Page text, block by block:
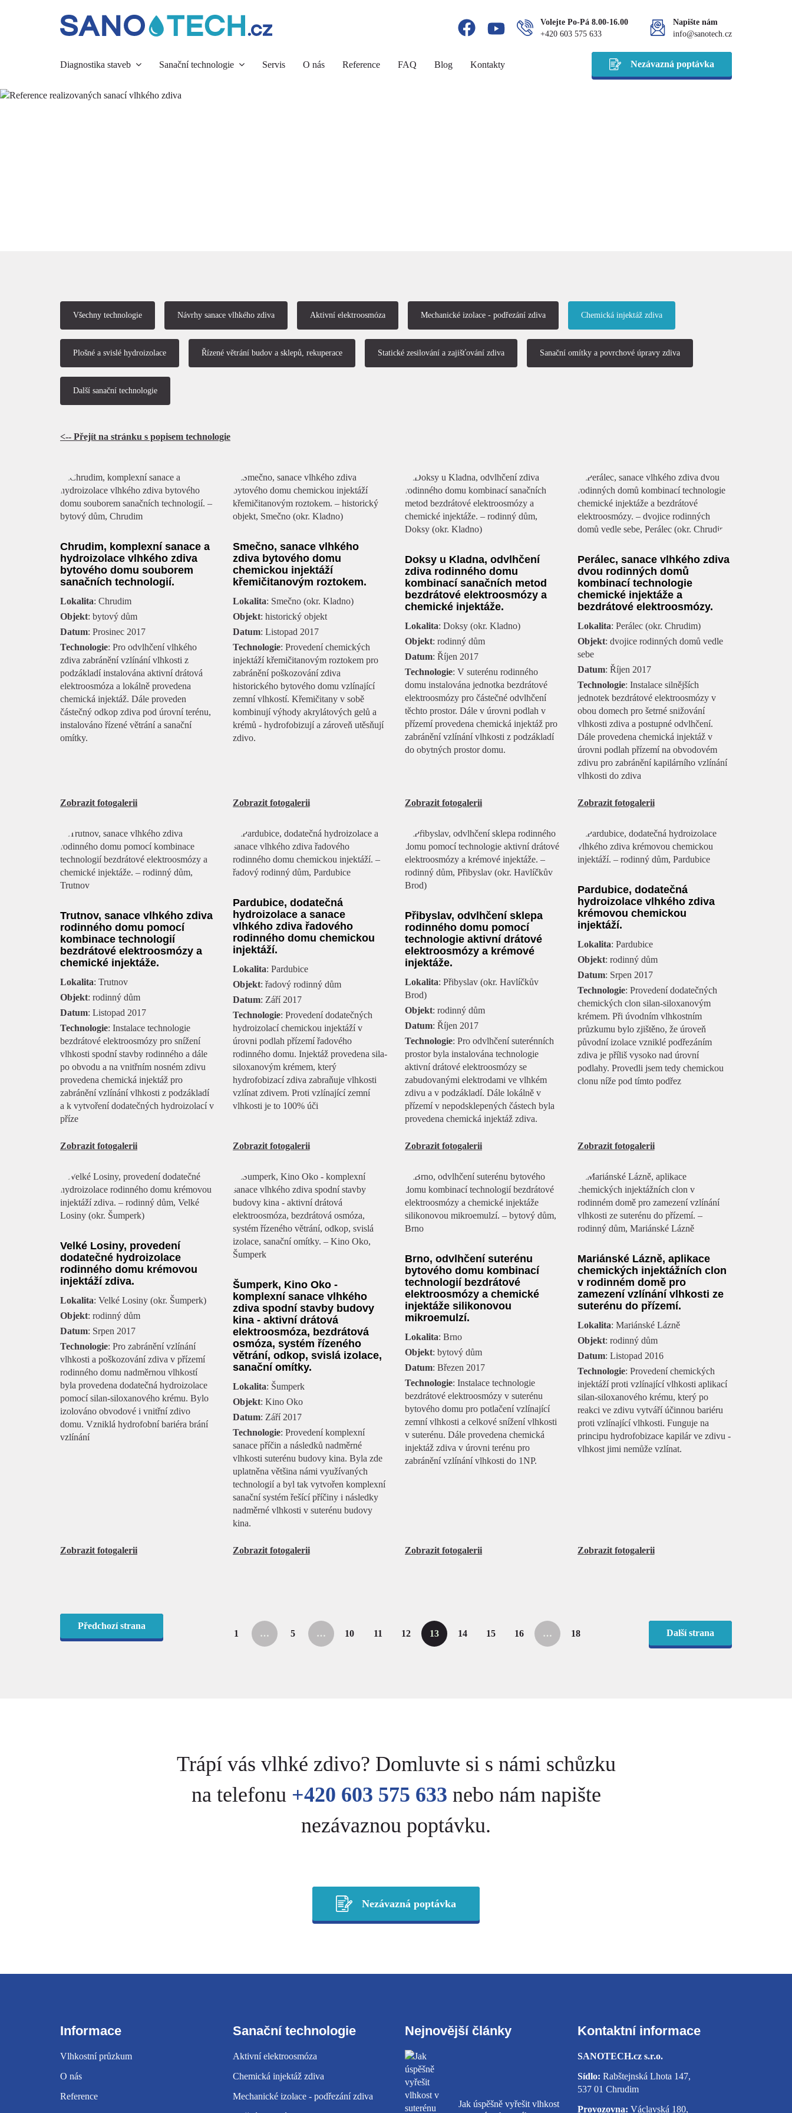
Volejte Po-Pá 8.00-16.00
+420 603 575 633
Napište nám
info@sanotech.cz
Diagnostika staveb Sanační technologie Servis O nás Reference FAQ Blog Kontakty Nezávazná poptávka
Všechny technologie Návrhy sanace vlhkého zdiva Aktivní elektroosmóza Mechanické izolace - podřezání zdiva Chemická injektáž zdiva
Plošné a svislé hydroizolace Řízené větrání budov a sklepů, rekuperace Statické zesilování a zajišťování zdiva Sanační omítky a povrchové úpravy zdiva
Další sanační technologie
<-- Přejít na stránku s popisem technologie
Chrudim, komplexní sanace a
hydroizolace vlhkého zdiva
bytového domu souborem
sanačních technologií.
Lokalita: Chrudim
Objekt: bytový dům
Datum: Prosinec 2017
Technologie: Pro odvlhčení vlhkého
zdiva zabránění vzlínání vlhkosti z
podzákladí instalována aktivní drátová
elektroosmóza a lokálně provedena
chemická injektáž. Dále proveden
částečný odkop zdiva pod úrovní terénu,
instalováno řízené větrání a sanační
omítky.
Zobrazit fotogalerii
Smečno, sanace vlhkého
zdiva bytového domu
chemickou injektáží
křemičitanovým roztokem.
Lokalita: Smečno (okr. Kladno)
Objekt: historický objekt
Datum: Listopad 2017
Technologie: Provedení chemických
injektáží křemičitanovým roztokem pro
zabránění poškozování zdiva
historického bytového domu vzlínající
zemní vlhkostí. Křemičitany v sobě
kombinují výhody akrylátových gelů a
krémů - hydrofobizují a zároveň utěsňují
zdivo.
Zobrazit fotogalerii
Doksy u Kladna, odvlhčení
zdiva rodinného domu
kombinací sanačních metod
bezdrátové elektroosmózy a
chemické injektáže.
Lokalita: Doksy (okr. Kladno)
Objekt: rodinný dům
Datum: Říjen 2017
Technologie: V suterénu rodinného
domu instalována jednotka bezdrátové
elektroosmózy pro částečné odvlhčení
těchto prostor. Dále v úrovni podlah v
přízemí provedena chemická injektáž pro
zabránění vzlínání vlhkosti z podzákladí
do obytných prostor domu.
Zobrazit fotogalerii
Perálec, sanace vlhkého zdiva
dvou rodinných domů
kombinací technologie
chemické injektáže a
bezdrátové elektroosmózy.
Lokalita: Perálec (okr. Chrudim)
Objekt: dvojice rodinných domů vedle
sebe
Datum: Říjen 2017
Technologie: Instalace silnějších
jednotek bezdrátové elektroosmózy v
obou domech pro šetrné snižování
vlhkosti zdiva a postupné odvlhčení.
Dále provedena chemická injektáž v
úrovni podlah přízemí na obvodovém
zdivu pro zabránění kapilárního vzlínání
vlhkosti do zdiva
Zobrazit fotogalerii
Trutnov, sanace vlhkého zdiva
rodinného domu pomocí
kombinace technologií
bezdrátové elektroosmózy a
chemické injektáže.
Lokalita: Trutnov
Objekt: rodinný dům
Datum: Listopad 2017
Technologie: Instalace technologie
bezdrátové elektroosmózy pro snížení
vlhkosti spodní stavby rodinného a dále
po obvodu a na vnitřním nosném zdivu
provedena chemická injektáž pro
zabránění vzlínání vlhkosti z podzákladí
a k vytvoření dodatečných hydroizolací v
příze
Zobrazit fotogalerii
Pardubice, dodatečná
hydroizolace a sanace
vlhkého zdiva řadového
rodinného domu chemickou
injektáží.
Lokalita: Pardubice
Objekt: řadový rodinný dům
Datum: Září 2017
Technologie: Provedení dodatečných
hydroizolací chemickou injektáží v
úrovni podlah přízemí řadového
rodinného domu. Injektáž provedena sila-
siloxanovým krémem, který
hydrofobizací zdiva zabraňuje vlhkosti
vzlínat zdivem. Proti vzlínající zemní
vlhkosti je to 100% úči
Zobrazit fotogalerii
Přibyslav, odvlhčení sklepa
rodinného domu pomocí
technologie aktivní drátové
elektroosmózy a krémové
injektáže.
Lokalita: Přibyslav (okr. Havlíčkův
Brod)
Objekt: rodinný dům
Datum: Říjen 2017
Technologie: Pro odvlhčení suterénních
prostor byla instalována technologie
aktivní drátové elektroosmózy se
zabudovanými elektrodami ve vlhkém
zdivu a v podzákladí. Dále lokálně v
přízemí v nepodsklepených částech byla
provedena chemická injektáž zdiva.
Zobrazit fotogalerii
Pardubice, dodatečná
hydroizolace vlhkého zdiva
krémovou chemickou
injektáží.
Lokalita: Pardubice
Objekt: rodinný dům
Datum: Srpen 2017
Technologie: Provedení dodatečných
chemických clon silan-siloxanovým
krémem. Při úvodním vlhkostním
průzkumu bylo zjištěno, že úroveň
původní izolace vzniklé podřezáním
zdiva je příliš vysoko nad úrovní
podlahy. Provedli jsem tedy chemickou
clonu níže pod tímto podřez
Zobrazit fotogalerii
Velké Losiny, provedení
dodatečné hydroizolace
rodinného domu krémovou
injektáží zdiva.
Lokalita: Velké Losiny (okr. Šumperk)
Objekt: rodinný dům
Datum: Srpen 2017
Technologie: Pro zabránění vzlínání
vlhkosti a poškozování zdiva v přízemí
rodinného domu nadměrnou vlhkostí
byla provedena dodatečná hydroizolace
pomocí silan-siloxanového krému. Bylo
izolováno obvodové i vnitřní zdivo
domu. Vzniklá hydrofobní bariéra brání
vzlínání
Zobrazit fotogalerii
Šumperk, Kino Oko -
komplexní sanace vlhkého
zdiva spodní stavby budovy
kina - aktivní drátová
elektroosmóza, bezdrátová
osmóza, systém řízeného
větrání, odkop, svislá izolace,
sanační omítky.
Lokalita: Šumperk
Objekt: Kino Oko
Datum: Září 2017
Technologie: Provedení komplexní
sanace příčin a následků nadměrné
vlhkosti suterénu budovy kina. Byla zde
uplatněna většina námi využívaných
technologií a byl tak vytvořen komplexní
sanační systém řešící příčiny i následky
nadměrné vlhkosti v suterénu budovy
kina.
Zobrazit fotogalerii
Brno, odvlhčení suterénu
bytového domu kombinací
technologií bezdrátové
elektroosmózy a chemické
injektáže silikonovou
mikroemulzí.
Lokalita: Brno
Objekt: bytový dům
Datum: Březen 2017
Technologie: Instalace technologie
bezdrátové elektroosmózy v suterénu
bytového domu pro potlačení vzlínající
zemní vlhkosti a celkové snížení vlhkosti
v suterénu. Dále provedena chemická
injektáž zdiva v úrovni terénu pro
zabránění vzlínání vlhkosti do 1NP.
Zobrazit fotogalerii
Mariánské Lázně, aplikace
chemických injektážních clon
v rodinném domě pro
zamezení vzlínání vlhkosti ze
suterénu do přízemí.
Lokalita: Mariánské Lázně
Objekt: rodinný dům
Datum: Listopad 2016
Technologie: Provedení chemických
injektáží proti vzlínající vlhkosti aplikací
silan-siloxanového krému, který po
reakci ve zdivu vytváří účinnou bariéru
proti vzlínající vlhkosti. Funguje na
principu hydrofobizace kapilár ve zdivu -
vlhkost jimi nemůže vzlínat.
Zobrazit fotogalerii
Předchozí strana
1
(aktuální)
… 5
(aktuální)
… 10
(aktuální)
11
(aktuální)
12
(aktuální)
13 14
(aktuální)
15
(aktuální)
16
(aktuální)
… 18
(aktuální)
Další strana
Trápí vás vlhké zdivo? Domluvte si s námi schůzku
na telefonu +420 603 575 633 nebo nám napište
nezávaznou poptávku.
Nezávazná poptávka
Informace
Vlhkostní průzkum
O nás
Reference
Sanační technologie
Aktivní elektroosmóza
Chemická injektáž zdiva
Mechanické izolace - podřezání zdiva
Nejnovější články
Jak úspěšně vyřešit vlhkost
Kontaktní informace
SANOTECH.cz s.r.o.
Sídlo: Rabštejnská Lhota 147,
537 01 Chrudim
Provozovna: Václavská 180,